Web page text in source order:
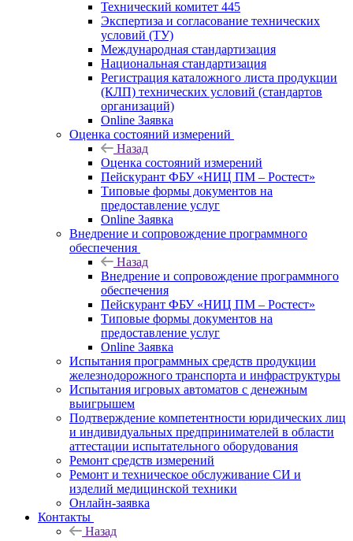
Технический комитет 445
Экспертиза и согласование технических
условий (ТУ)
Международная стандартизация
Национальная стандартизация
Регистрация каталожного листа продукции
(КЛП) технических условий (стандартов
организаций)
Online Заявка
Оценка состояний измерений
Назад
Оценка состояний измерений
Пейскурант ФБУ «НИЦ ПМ – Ростест»
Типовые формы документов на
предоставление услуг
Online Заявка
Внедрение и сопровождение программного
обеспечения
Назад
Внедрение и сопровождение программного
обеспечения
Пейскурант ФБУ «НИЦ ПМ – Ростест»
Типовые формы документов на
предоставление услуг
Online Заявка
Испытания программных средств продукции
железнодорожного транспорта и инфраструктуры
Испытания игровых автоматов с денежным
выигрышем
Подтверждение компетентности юридических лиц
и индивидуальных предпринимателей в области
аттестации испытательного оборудования
Ремонт средств измерений
Ремонт и техническое обслуживание СИ и
изделий медицинской техники
Онлайн-заявка
Контакты
Назад